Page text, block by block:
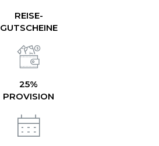
REISE-
GUTSCHEINE
25%
PROVISION